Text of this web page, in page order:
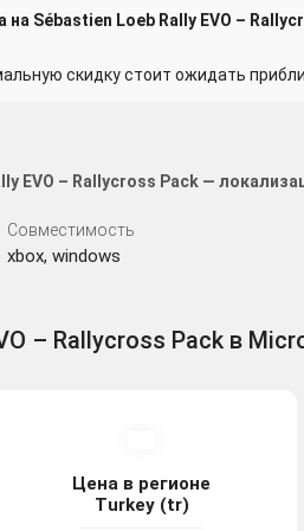
на Sébastien Loeb Rally EVO –
скидку стоит ожидать
EVO – Rallycross Pack —
Совместимость
xbox, windows
– Rallycross Pack в
Цена в регионе
Turkey (tr)